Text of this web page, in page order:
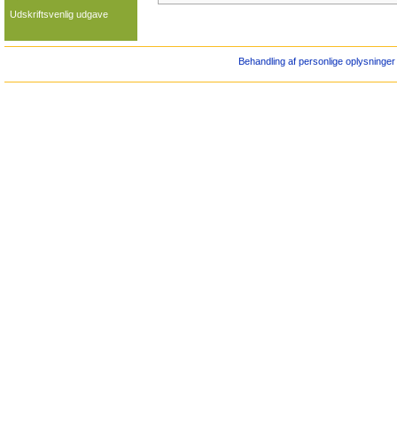
Udskriftsvenlig udgave
Behandling af personlige oplysninger